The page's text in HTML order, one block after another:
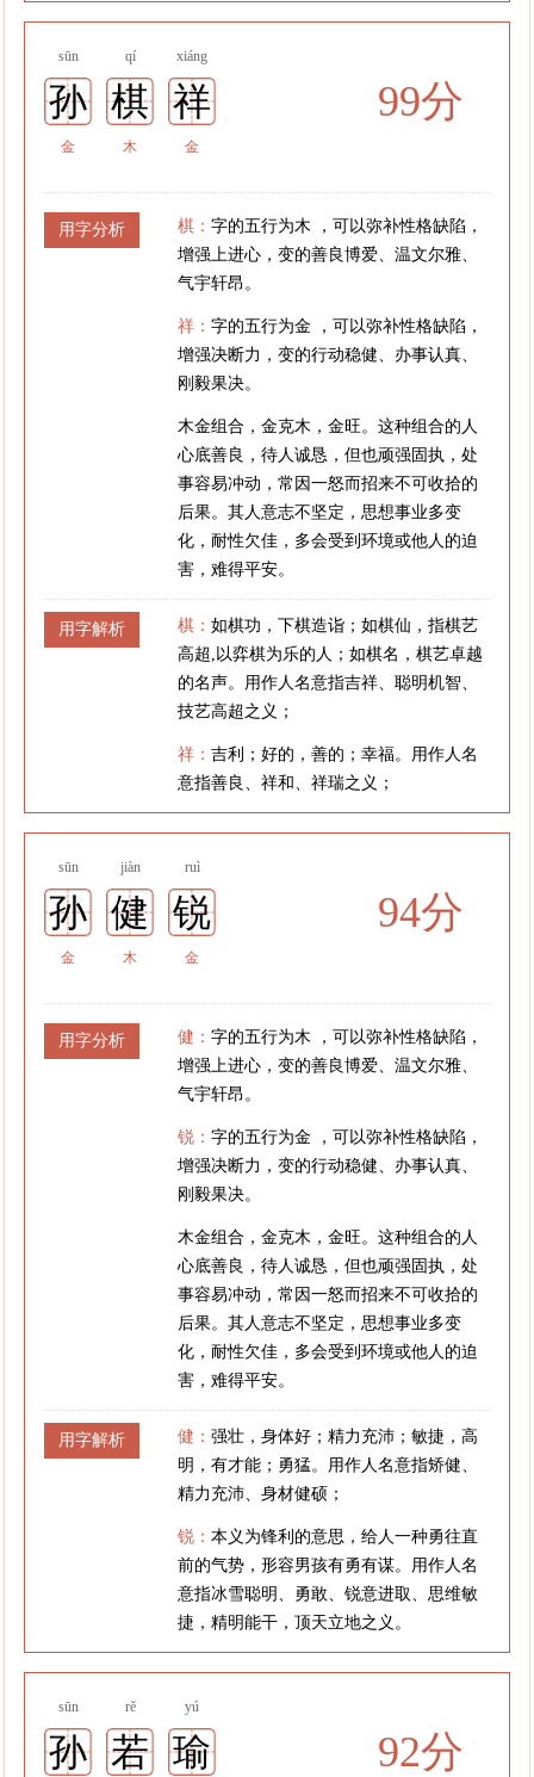
sūn qí xiáng
孙 棋 祥
金 木 金
99分
用字分析 棋：字的五行为木 ，可以弥补性格缺陷，
增强上进心，变的善良博爱、温文尔雅、
气宇轩昂。
祥：字的五行为金 ，可以弥补性格缺陷，
增强决断力，变的行动稳健、办事认真、
刚毅果决。
木金组合，金克木，金旺。这种组合的人
心底善良，待人诚恳，但也顽强固执，处
事容易冲动，常因一怒而招来不可收拾的
后果。其人意志不坚定，思想事业多变
化，耐性欠佳，多会受到环境或他人的迫
害，难得平安。
用字解析 棋：如棋功，下棋造诣；如棋仙，指棋艺
高超,以弈棋为乐的人；如棋名，棋艺卓越
的名声。用作人名意指吉祥、聪明机智、
技艺高超之义；
祥：吉利；好的，善的；幸福。用作人名
意指善良、祥和、祥瑞之义；
sūn jiàn ruì
孙 健 锐
金 木 金
94分
用字分析 健：字的五行为木 ，可以弥补性格缺陷，
增强上进心，变的善良博爱、温文尔雅、
气宇轩昂。
锐：字的五行为金 ，可以弥补性格缺陷，
增强决断力，变的行动稳健、办事认真、
刚毅果决。
木金组合，金克木，金旺。这种组合的人
心底善良，待人诚恳，但也顽强固执，处
事容易冲动，常因一怒而招来不可收拾的
后果。其人意志不坚定，思想事业多变
化，耐性欠佳，多会受到环境或他人的迫
害，难得平安。
用字解析 健：强壮，身体好；精力充沛；敏捷，高
明，有才能；勇猛。用作人名意指矫健、
精力充沛、身材健硕；
锐：本义为锋利的意思，给人一种勇往直
前的气势，形容男孩有勇有谋。用作人名
意指冰雪聪明、勇敢、锐意进取、思维敏
捷，精明能干，顶天立地之义。
sūn rě yú
孙 若 瑜 92分